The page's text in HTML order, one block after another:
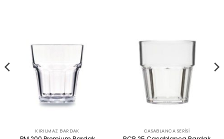
KIRILMAZ BARDAK CASABLANCA SERISI